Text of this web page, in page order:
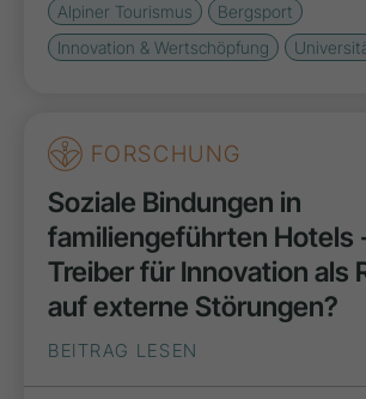
Alpiner Tourismus
Bergsport
Innovation & Wertschöpfung
FORSCHUNG
Soziale Bindungen in
familiengeführten Hotels
Treiber für Innovation als
auf externe Störungen?
BEITRAG LESEN